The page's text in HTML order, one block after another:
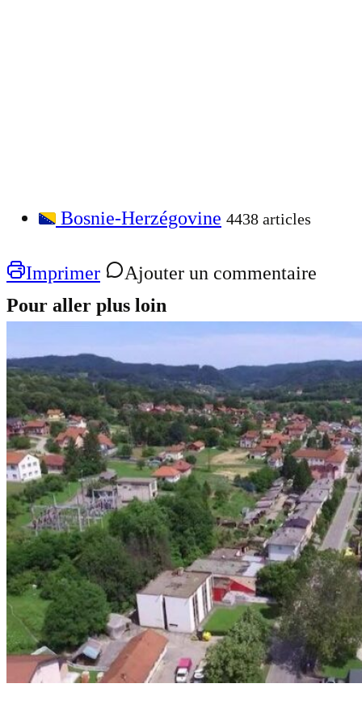
Bosnie-Herzégovine 4438 articles
Imprimer
Ajouter un commentaire
Pour aller plus loin